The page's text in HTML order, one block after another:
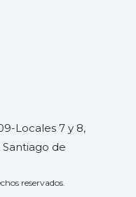
Locales 7 y 8,
Santiago de
reservados.